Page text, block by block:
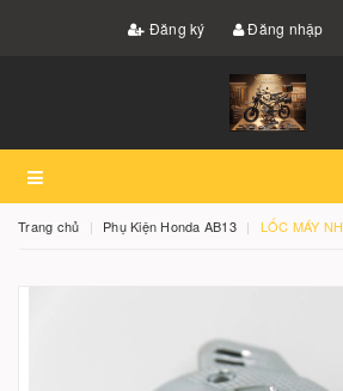
Đăng ký Đăng nhập
Trang chủ Phụ Kiện Honda AB13 LỐC MÁY